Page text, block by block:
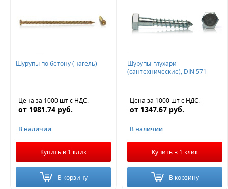
Да
10%
Оставьте заявку - мы найдем то, что вам нужно
Шуруп глухарь с шестигранной головкой
Шуруп глухарь по дереву
Шуруп по бетону с шестигранной головкой
Шурупы по дереву с шестигранной головкой
Шурупы оцинкованные с потайной головкой
Шуруп с шестигранной головкой на 8 мм
Шурупы по бетону (нагель)
Цена за 1000 штс НДС:
от 1981.74 руб.
В наличии
Купить в 1 клик
В корзину
Шурупы-глухари
(сантехнические), DIN 571
Цена за 1000 штс НДС:
от 1347.67 руб.
В наличии
Купить в 1 клик
В корзину